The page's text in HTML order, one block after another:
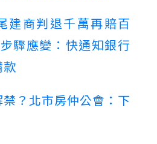
建商判退千萬再賠百
驟應變：快通知銀行
款
？北市房仲公會：下